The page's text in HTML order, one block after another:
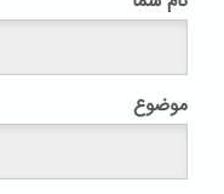
موضوع